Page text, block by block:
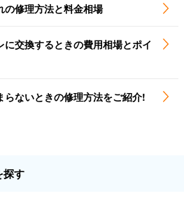
の修理方法と料金相場
交換するときの費用相場とポイ
らないときの修理方法をご紹介!
探す